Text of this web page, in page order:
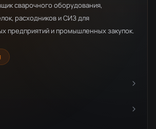
сварочного оборудования,
расходников и СИЗ для
предприятий и промышленных закупок.